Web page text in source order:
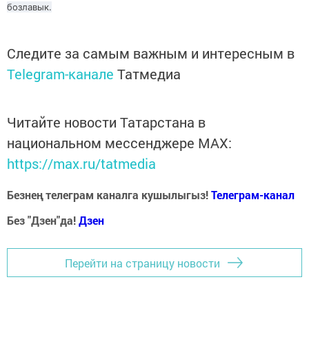
бозлавык.
Следите за самым важным и интересным в
Telegram-канале Татмедиа
Читайте новости Татарстана в
национальном мессенджере MАХ:
https://max.ru/tatmedia
Безнең телеграм каналга кушылыгыз!Телеграм-канал
Без "Дзен"да!Дзен
Перейти на страницу новости